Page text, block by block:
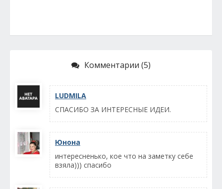
Комментарии (5)
LUDMILA
СПАСИБО ЗА ИНТЕРЕСНЫЕ ИДЕИ.
Юнона
интересненько, кое что на заметку себе
взяла))) спасибо